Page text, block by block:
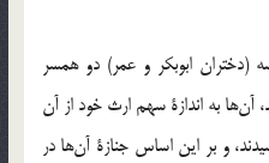
(دختران ابوبكر و عمر) دو همسر
آن‌ها به اندازة سهم ارث خود از آن
و بر اين اساس جنازة آن‌ها در